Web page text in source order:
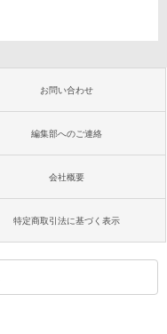
お問い合わせ
編集部へのご連絡
会社概要
特定商取引法に基づく表示